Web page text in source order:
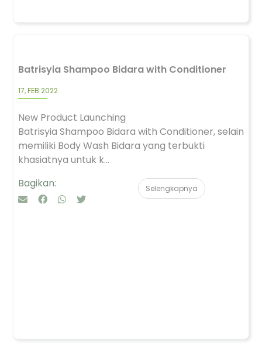
Batrisyia Shampoo Bidara with Conditioner
17, FEB 2022
New Product Launching
Batrisyia Shampoo Bidara with Conditioner, selain
memiliki Body Wash Bidara yang terbukti
khasiatnya untuk k...
Bagikan:
Selengkapnya